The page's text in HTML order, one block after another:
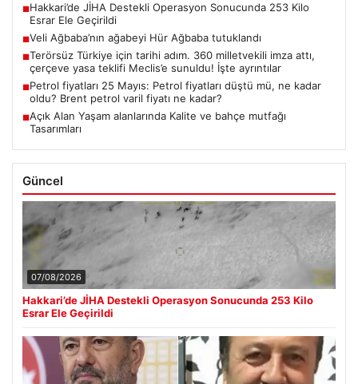
■Hakkari’de JİHA Destekli Operasyon Sonucunda 253 Kilo
Esrar Ele Geçirildi
■Veli Ağbaba’nın ağabeyi Hür Ağbaba tutuklandı
■Terörsüz Türkiye için tarihi adım. 360 milletvekili imza attı,
çerçeve yasa teklifi Meclis’e sunuldu! İşte ayrıntılar
■Petrol fiyatları 25 Mayıs: Petrol fiyatları düştü mü, ne kadar
oldu? Brent petrol varil fiyatı ne kadar?
■Açık Alan Yaşam alanlarında Kalite ve bahçe mutfağı
Tasarımları
Güncel
07/08/2026
Hakkari’de JİHA Destekli Operasyon Sonucunda 253 Kilo
Esrar Ele Geçirildi